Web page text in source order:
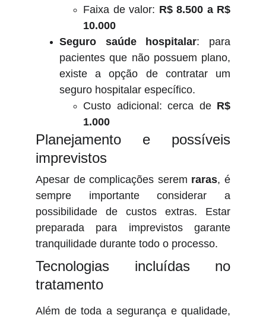
Faixa de valor: R$ 8.500 a R$
10.000
Seguro saúde hospitalar: para
pacientes que não possuem plano,
existe a opção de contratar um
seguro hospitalar específico.
Custo adicional: cerca de R$
1.000
Planejamento e possíveis
imprevistos
Apesar de complicações serem raras, é
sempre importante considerar a
possibilidade de custos extras. Estar
preparada para imprevistos garante
tranquilidade durante todo o processo.
Tecnologias incluídas no
tratamento
Além de toda a segurança e qualidade,